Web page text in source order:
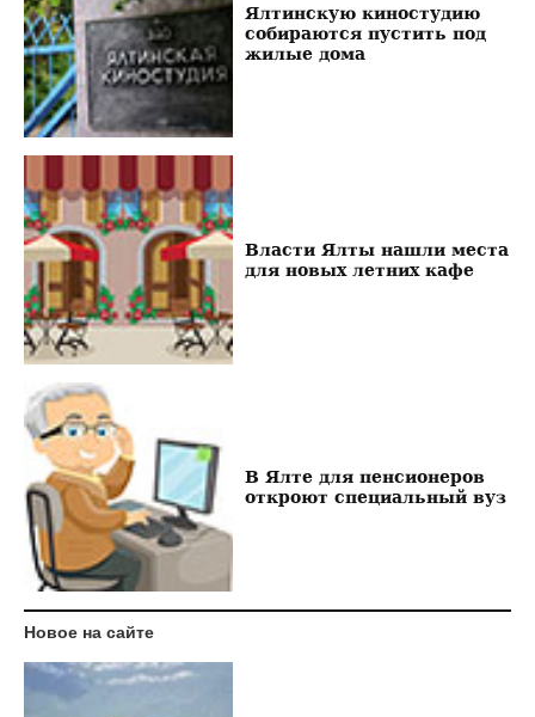
Ялтинскую киностудию
собираются пустить под
жилые дома
Власти Ялты нашли места
для новых летних кафе
В Ялте для пенсионеров
откроют специальный вуз
Новое на сайте